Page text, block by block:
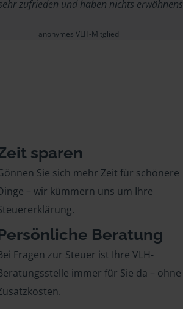
zufrieden und haben nichts
anonymes VLH-Mitglied
sparen
Sie sich mehr Zeit für schönere
– wir kümmern uns um Ihre
Beratung
Fragen zur Steuer ist Ihre VLH-
immer für Sie da – ohne